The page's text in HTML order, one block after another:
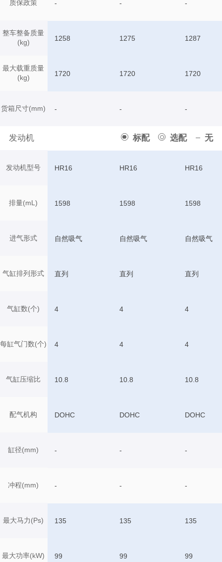
质保政策
整车整备质量
(kg)
最大载重质量
(kg)
货箱尺寸(mm)
发动机 标配 选配 无
发动机型号
排量(mL)
进气形式
气缸排列形式
气缸数(个)
每缸气门数(个)
气缸压缩比
配气机构
缸径(mm)
冲程(mm)
最大马力(Ps)
最大功率(kW)
- - -
1258 1275 1287
1720 1720 1720
- - -
HR16 HR16 HR16
1598 1598 1598
自然吸气 自然吸气 自然吸气
直列 直列 直列
4 4 4
4 4 4
10.8 10.8 10.8
DOHC DOHC DOHC
- - -
- - -
135 135 135
99 99 99